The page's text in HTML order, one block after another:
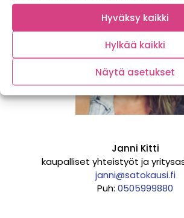
Hyväksy kaikki
Hylkää kaikki
Näytä asetukset
Janni Kitti
kaupalliset yhteistyöt ja
janni@satokausi.fi
Puh: 0505999880